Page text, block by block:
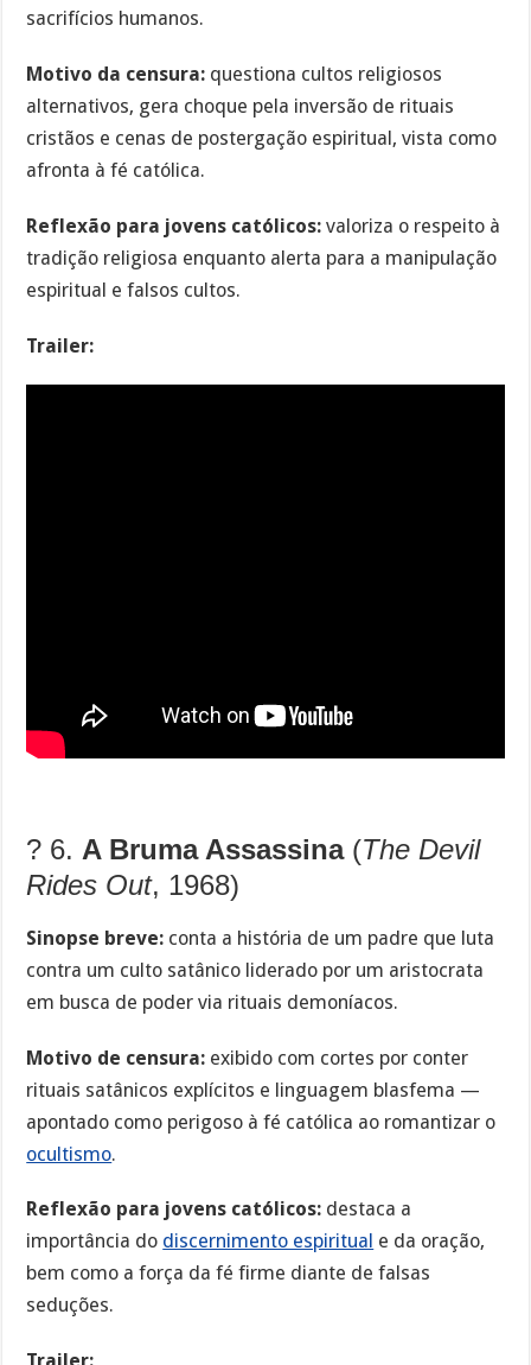
sacrifícios humanos.
Motivo da censura: questiona cultos religiosos
alternativos, gera choque pela inversão de rituais
cristãos e cenas de postergação espiritual, vista como
afronta à fé católica.
Reflexão para jovens católicos: valoriza o respeito à
tradição religiosa enquanto alerta para a manipulação
espiritual e falsos cultos.
Trailer:
?️ 6. A Bruma Assassina(The Devil
Rides Out, 1968)
Sinopse breve: conta a história de um padre que luta
contra um culto satânico liderado por um aristocrata
em busca de poder via rituais demoníacos.
Motivo de censura: exibido com cortes por conter
rituais satânicos explícitos e linguagem blasfema —
apontado como perigoso à fé católica ao romantizar o
ocultismo.
Reflexão para jovens católicos: destaca a
importância do discernimento espiritual e da oração,
bem como a força da fé firme diante de falsas
seduções.